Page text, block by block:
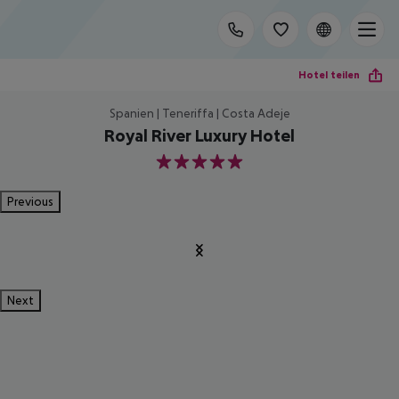
Hotel teilen
Spanien | Teneriffa | Costa Adeje
Royal River Luxury Hotel
5
Previous
Next